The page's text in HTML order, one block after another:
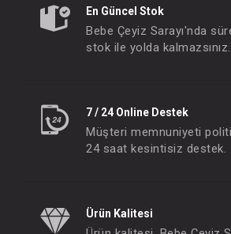
En Güncel Stok
Bebe Çeyiz Sarayı'nda
stok ile yolda kalmazsınız.
7 / 24 Online Destek
Müşteri memnuniyeti
24 saat kesintisiz destek.
Ürün Kalitesi